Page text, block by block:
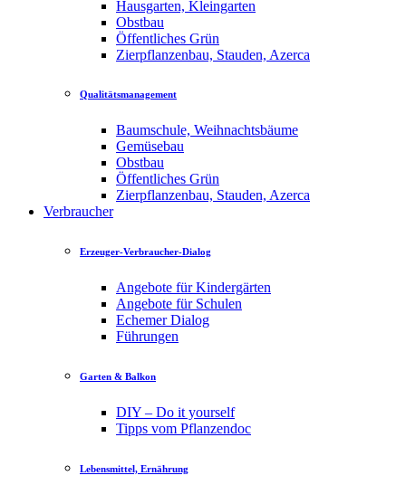
Hausgarten, Kleingarten
Obstbau
Öffentliches Grün
Zierpflanzenbau, Stauden, Azerca
Qualitätsmanagement
Baumschule, Weihnachtsbäume
Gemüsebau
Obstbau
Öffentliches Grün
Zierpflanzenbau, Stauden, Azerca
Verbraucher
Erzeuger-Verbraucher-Dialog
Angebote für Kindergärten
Angebote für Schulen
Echemer Dialog
Führungen
Garten & Balkon
DIY – Do it yourself
Tipps vom Pflanzendoc
Lebensmittel, Ernährung